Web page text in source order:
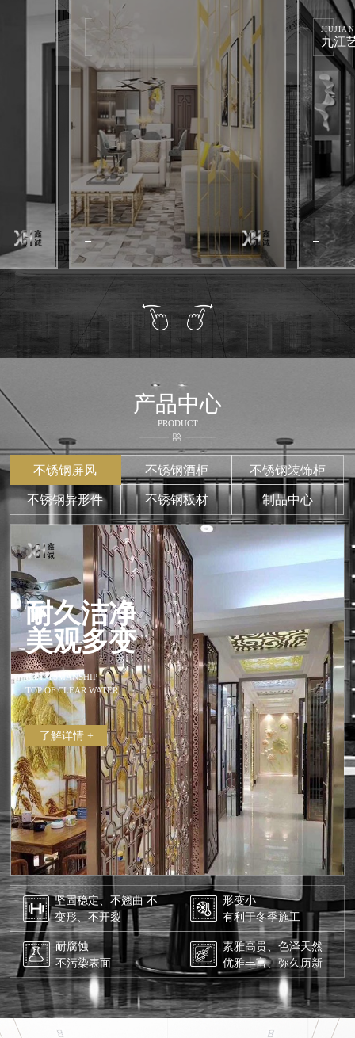
JIUJIANG HOTEL
九江艺术大酒楼
产品中心
PRODUCT
不锈钢屏风 不锈钢酒柜
不锈钢装饰柜
不锈钢异形件
不锈钢板材 制品中心
耐久洁净
美观多变
CRAFTSMANSHIP
TOP OF CLEAR WATER
了解详情 +
坚固稳定、不翘曲 不
变形、不开裂
形变小
有利于冬季施工
耐腐蚀
不污染表面
素雅高贵、色泽天然
优雅丰富、弥久历新